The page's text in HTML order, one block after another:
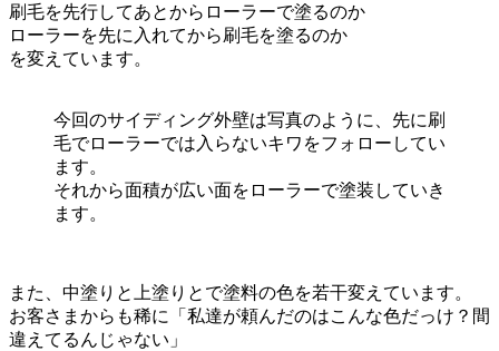
刷毛を先行してあとからローラーで塗るのか
ローラーを先に入れてから刷毛を塗るのか
を変えています。
今回のサイディング外壁は写真のように、先に刷
毛でローラーでは入らないキワをフォローしてい
ます。
それから面積が広い面をローラーで塗装していき
ます。
また、中塗りと上塗りとで塗料の色を若干変えています。
お客さまからも稀に「私達が頼んだのはこんな色だっけ？間
違えてるんじゃない」